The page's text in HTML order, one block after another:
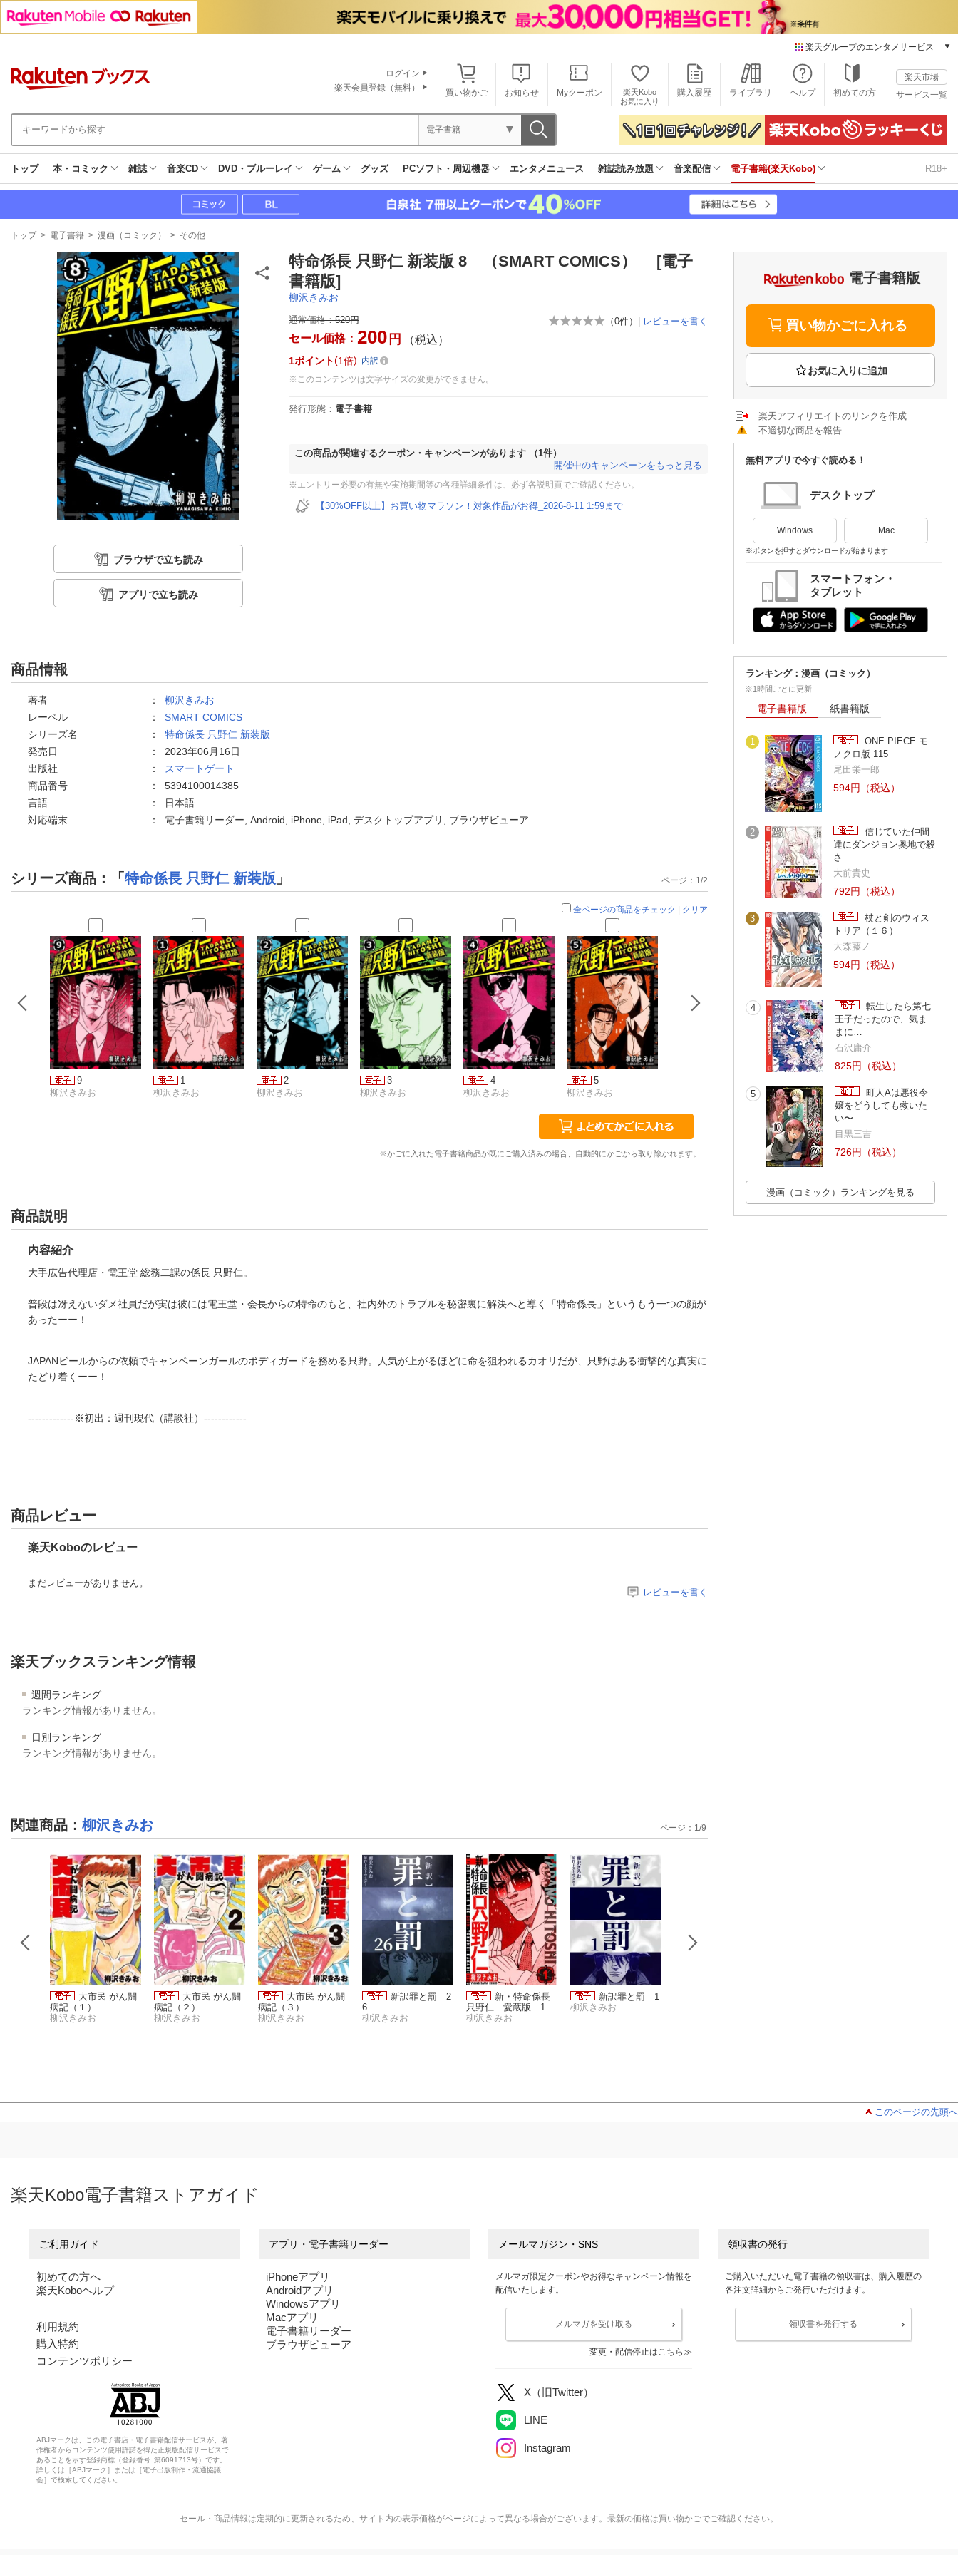
楽天グループのエンタメサービス
本/ゲーム/CD/DVD
楽天ブックス
電子書籍
楽天Kobo
雑誌読み放題
楽天ミュージック
楽天TV
Rakuten PLAY
無料テレビ
Rチャンネル
チケット
楽天チケット
推し楽
買い物かご お知らせ Myクーポン
楽天Kobo
お気に入り
購入履歴 ライブラリ ヘルプ 初めての方
楽天市場
サービス一覧
ログイン
楽天会員登録（無料）
電子書籍
トップ 本・コミック 雑誌 音楽CD DVD・ブルーレイ ゲーム グッズ PCソフト・周辺機器 エンタメニュース 雑誌読み放題 音楽配信 電子書籍(楽天Kobo) R18+
現
トップ > 電子書籍 > 漫画（コミック） > その他
ブラウザで立ち読み
アプリで立ち読み
特命係長 只野仁 新装版 8 （SMART COMICS） [電子
書籍版]
柳沢きみお
（0件） レビューを書く
通常価格：520円
セール価格： 200 円 （税込）
1ポイント 1倍
内訳
※このコンテンツは文字サイズの変更ができません。
発行形態 ： 電子書籍
この商品が関連するクーポン・キャンペーンがあります
（1件）
開催中のキャンペーンをもっと見る
※エントリー必要の有無や実施期間等の各種詳細条件は、必ず各説明頁でご確認ください。
【30%OFF以上】お買い物マラソン！対象作品がお得_2026-8-11 1:59まで
商品情報
著者 ： 柳沢きみお
レーベル
： SMART COMICS
シリーズ名
： 特命係長 只野仁 新装版
発売日
： 2023年06月16日
出版社
：
スマートゲート
商品番号
： 5394100014385
言語
：
日本語
対応端末
： 電子書籍リーダー, Android, iPhone, iPad, デスクトップアプリ, ブラウザビューア
シリーズ商品：「 特命係長 只野仁 新装版 」 ページ：1/2
全ページの商品をチェック クリア
9
柳沢きみお
1
柳沢きみお
2
柳沢きみお
3
柳沢きみお
4
柳沢きみお
5
柳沢きみお
柳沢きみお
柳沢きみお
※かごに入れた電子書籍商品が既にご購入済みの場合、自動的にかごから取り除かれます。
商品説明
内容紹介
大手広告代理店・電王堂 総務二課の係長 只野仁。
普段は冴えないダメ社員だが実は彼には電王堂・会長からの特命のもと、社内外のトラブルを秘密裏に解決へと導く「特命係長」というもう一つの顔が
あったーー！
JAPANビールからの依頼でキャンペーンガールのボディガードを務める只野。人気が上がるほどに命を狙われるカオリだが、只野はある衝撃的な真実に
たどり着くーー！
-------------※初出：週刊現代（講談社）------------
商品レビュー
楽天Koboのレビュー
まだレビューがありません。
レビューを書く
楽天ブックスランキング情報
週間ランキング
ランキング情報がありません。
日別ランキング
ランキング情報がありません。
関連商品 ： 柳沢きみお
大市民 がん闘
病記（１）
柳沢きみお
大市民 がん闘
病記（２）
柳沢きみお
大市民 がん闘
病記（３）
柳沢きみお
新訳罪と罰 2
6
柳沢きみお
新・特命係長
只野仁 愛蔵版 1
柳沢きみお
新訳罪と罰 1
柳沢きみお
ページ： 1/9
電子書籍版
買い物かごに入れる
楽天アフィリエイトのリンクを作成
不適切な商品を報告
無料アプリで今すぐ読める！
デスクトップ
Windows Mac
※ボタンを押すとダウンロードが始まります
スマートフォン・
タブレット
ランキング：漫画（コミック）
※1時間ごとに更新
電子書籍版 紙書籍版
1
ONE PIECE モ
ノクロ版 115
尾田栄一郎
594円（税込）
2
信じていた仲間
達にダンジョン奥地で殺
さ…
大前貴史
792円（税込）
3
杖と剣のウィス
トリア（１６）
大森藤ノ
594円（税込）
4
転生したら第七
王子だったので、気ま
まに…
石沢庸介
825円（税込）
5
町人Aは悪役令
嬢をどうしても救いた
い〜…
目黒三吉
726円（税込）
漫画（コミック）ランキングを見る
このページの先頭へ
楽天Kobo電子書籍ストアガイド
ご利用ガイド
初めての方へ
楽天Koboヘルプ
利用規約
購入特約
コンテンツポリシー
ABJマークは、この電子書店・電子書籍配信サービスが、著
作権者からコンテンツ使用許諾を得た正規版配信サービスで
あることを示す登録商標（登録番号 第6091713号）です。
詳しくは［ABJマーク］または［電子出版制作・流通協議
会］で検索してください。
アプリ・電子書籍リーダー
iPhoneアプリ
Androidアプリ
Windowsアプリ
Macアプリ
電子書籍リーダー
ブラウザビューア
メールマガジン・SNS
メルマガ限定クーポンやお得なキャンペーン情報を
配信いたします。
メルマガを受け取る
変更・配信停止はこちら
X（旧Twitter）
LINE
Instagram
領収書の発行
ご購入いただいた電子書籍の領収書は、購入履歴の
各注文詳細からご発行いただけます。
領収書を発行する
セール・商品情報は定期的に更新されるため、サイト内の表示価格がページによって異なる場合がございます。最新の価格は買い物かごでご確認ください。